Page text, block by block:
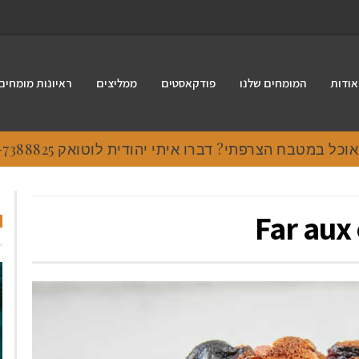
אודות המומחים שלנו פודקאסטים ממליצים ראיונות
במטבח הצרפתי? דברו איתי יהודית לוטואק 054-7388825.